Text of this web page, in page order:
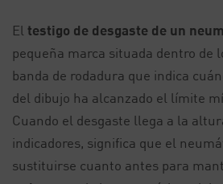
El testigo de desgaste de un
pequeña marca situada dentro de
banda de rodadura que indica
del dibujo ha alcanzado el límite
Cuando el desgaste llega a la
indicadores, significa que el
sustituirse cuanto antes para